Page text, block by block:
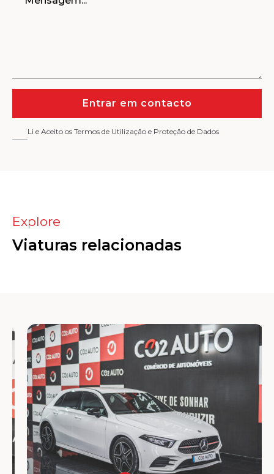
Entrar em contacto
Li e Aceito os Termos de Utilização e Proteção de Dados
Explore
Viaturas relacionadas